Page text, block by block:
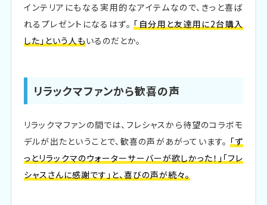
インテリアにもなる実用的なアイテムなので、きっと喜ば
れるプレゼントになるはず。 「自分用と友達用に2台購入
した」という人もいるのだとか。
リラックマファンから歓喜の声
リラックマファンの間では、フレシャスから待望のコラボモ
デルが出たということで、歓喜の声があがっています。 「ず
っとリラックマのウォーターサーバーが欲しかった！」「フレ
シャスさんに感謝です」と、喜びの声が続々。